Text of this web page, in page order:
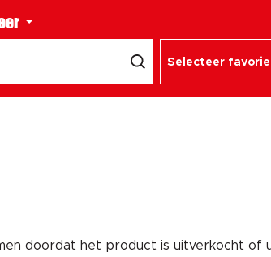
Selecteer
doordat het product is uitverkocht of